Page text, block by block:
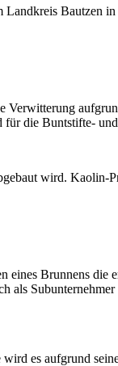
Bautzen
für die Buntstifte-
wird. Kaolin-
eines Brunnens die
Subunternehmer
es aufgrund